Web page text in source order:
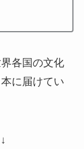
各国の文化
に届けてい